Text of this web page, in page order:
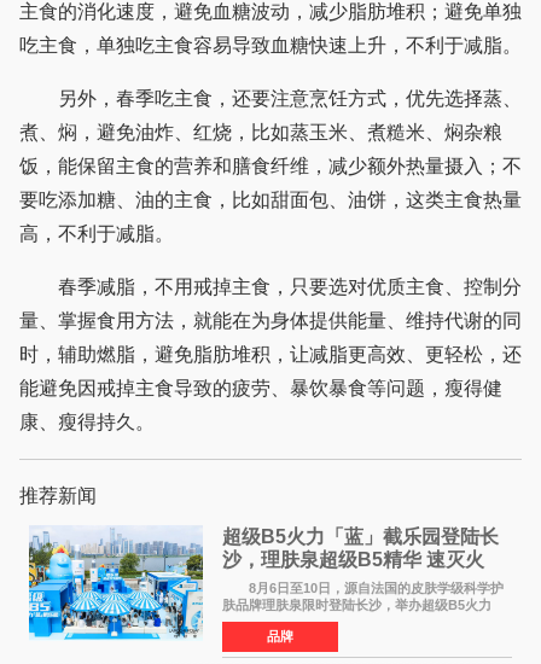
主食的消化速度，避免血糖波动，减少脂肪堆积；避免单独
吃主食，单独吃主食容易导致血糖快速上升，不利于减脂。
另外，春季吃主食，还要注意烹饪方式，优先选择蒸、
煮、焖，避免油炸、红烧，比如蒸玉米、煮糙米、焖杂粮
饭，能保留主食的营养和膳食纤维，减少额外热量摄入；不
要吃添加糖、油的主食，比如甜面包、油饼，这类主食热量
高，不利于减脂。
春季减脂，不用戒掉主食，只要选对优质主食、控制分
量、掌握食用方法，就能在为身体提供能量、维持代谢的同
时，辅助燃脂，避免脂肪堆积，让减脂更高效、更轻松，还
能避免因戒掉主食导致的疲劳、暴饮暴食等问题，瘦得健
康、瘦得持久。
推荐新闻
超级B5火力「蓝」截乐园登陆长
沙，理肤泉超级B5精华 速灭火
气，不闹皮气
8月6日至10日，源自法国的皮肤学级科学护
肤品牌理肤泉限时登陆长沙，举办超级B5火力
「蓝」截乐园快闪活动。作为全球皮肤学专家NO
1推荐护肤品牌[1]，理肤泉聚焦当代人群普遍存
在的皮肤困扰，以
品牌